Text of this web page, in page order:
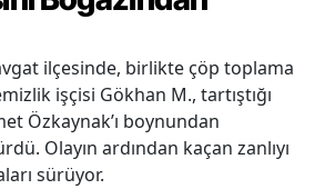
ilçesinde, birlikte çöp toplama
işçisi Gökhan M., tartıştığı
Özkaynak’ı boynundan
Olayın ardından kaçan zanlıyı
sürüyor.